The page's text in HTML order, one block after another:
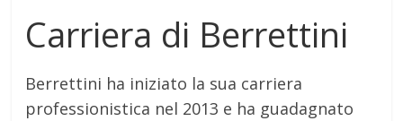
Carriera di Berrettini
Berrettini ha iniziato la sua carriera
professionistica nel 2013 e ha guadagnato